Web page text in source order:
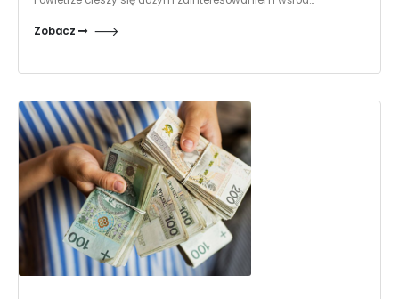
Zobacz